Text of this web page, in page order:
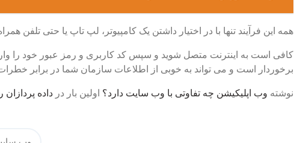
همه این فرآیند تنها با در اختیار داشتن یک کامپیوتر، لپ تاپ یا حتی تلفن
کافی است به اینترنت متصل شوید و سپس کد کاربری و رمز عبور خود را
برخوردار است و می تواند به خوبی از اطلاعات سازمان شما در برابر
نوشته وب اپلیکیشن چه تفاوتی با وب سایت دارد؟ اولین بار در داده پردازان